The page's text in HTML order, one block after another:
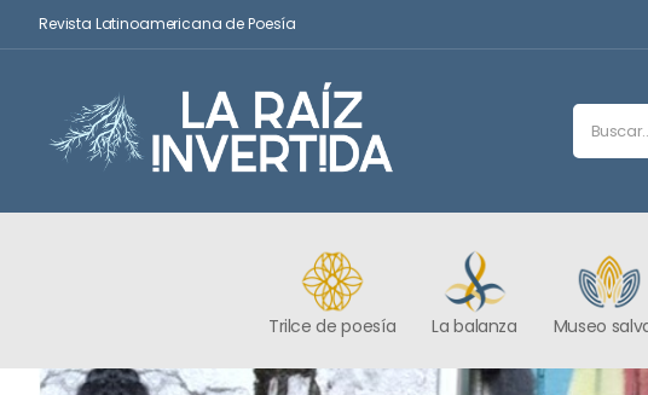
Revista Latinoamericana de Poesía
Trilce de poesía La balanza Museo